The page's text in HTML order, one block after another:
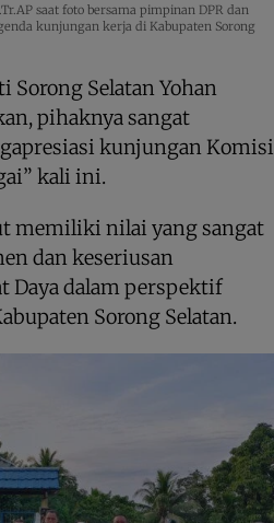
saat foto bersama pimpinan DPR dan
kunjungan kerja di Kabupaten Sorong
Sorong Selatan Yohan
pihaknya sangat
kunjungan Komisi
kali ini.
memiliki nilai yang sangat
dan keseriusan
Daya dalam perspektif
Sorong Selatan.